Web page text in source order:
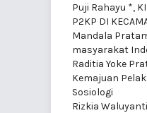
Puji Rahayu *,
P2KP DI
Mandala
masyarakat
Raditia Yoke
Kemajuan
Sosiologi
Rizkia